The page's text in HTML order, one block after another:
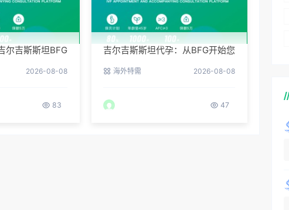
尔吉斯斯坦BFG
2026-08-08
83
吉尔吉斯斯坦代孕：从BFG开始您
海外特需 2026-08-08
47